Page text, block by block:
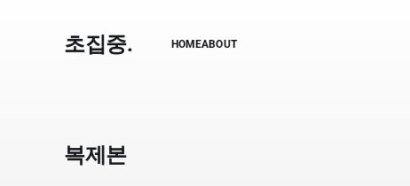
초집중. HOMEABOUT
복제본